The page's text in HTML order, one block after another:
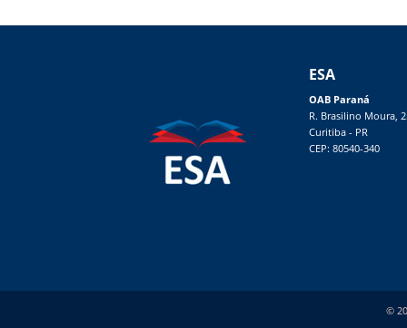
ESA
OAB Paraná
R. Brasilino Moura,
Curitiba - PR
CEP: 80540-340
©